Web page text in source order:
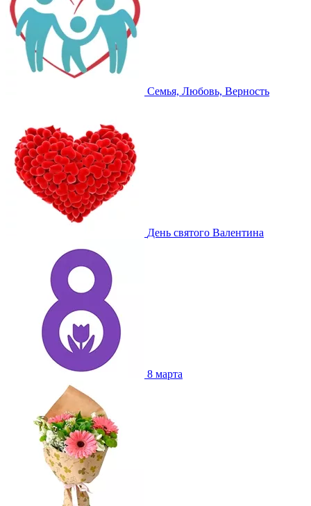
Семья, Любовь, Верность
День святого Валентина
8 марта